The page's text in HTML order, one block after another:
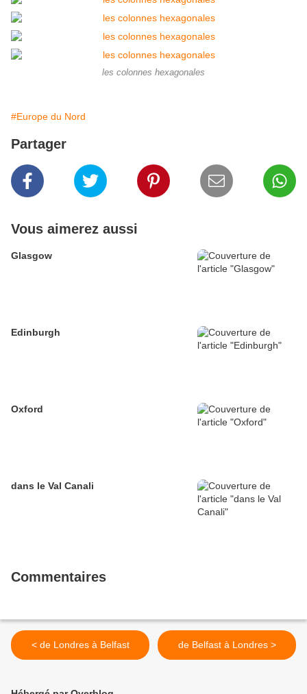
les colonnes hexagonales
#Europe du Nord
Partager
Vous aimerez aussi
Glasgow
Edinburgh
Oxford
dans le Val Canali
Commentaires
< de Londres à Belfast de Belfast à Londres >